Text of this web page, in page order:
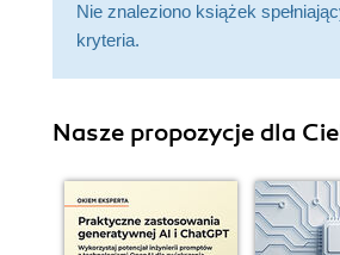
Nie znaleziono książek
kryteria.
Nasze propozycje dla